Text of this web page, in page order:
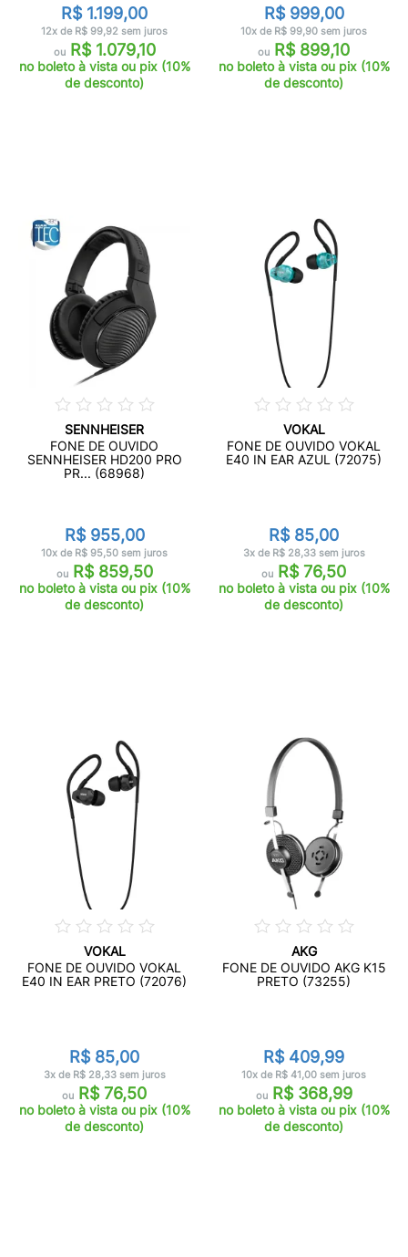
R$ 1.199,00
12x de R$ 99,92 sem juros
ouR$ 1.079,10
no boleto à vista ou pix (10%
de desconto)
R$ 999,00
10x de R$ 99,90 sem juros
ou R$ 899,10
no boleto à vista ou pix (10%
de desconto)
SENNHEISER
FONE DE OUVIDO
SENNHEISER HD200 PRO
PR... (68968)
R$ 955,00
10x de R$ 95,50 sem juros
ouR$ 859,50
no boleto à vista ou pix (10%
de desconto)
VOKAL
FONE DE OUVIDO VOKAL
E40 IN EAR AZUL (72075)
R$ 85,00
3x de R$ 28,33 sem juros
ou R$ 76,50
no boleto à vista ou pix (10%
de desconto)
VOKAL
FONE DE OUVIDO VOKAL
E40 IN EAR PRETO (72076)
R$ 85,00
3x de R$ 28,33 sem juros
ou R$ 76,50
no boleto à vista ou pix (10%
de desconto)
AKG
FONE DE OUVIDO AKG K15
PRETO (73255)
R$ 409,99
10x de R$ 41,00 sem juros
ouR$ 368,99
no boleto à vista ou pix (10%
de desconto)